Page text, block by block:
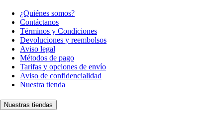
¿Quiénes somos?
Contáctanos
Términos y Condiciones
Devoluciones y reembolsos
Aviso legal
Métodos de pago
Tarifas y opciones de envío
Aviso de confidencialidad
Nuestra tienda
Nuestras tiendas